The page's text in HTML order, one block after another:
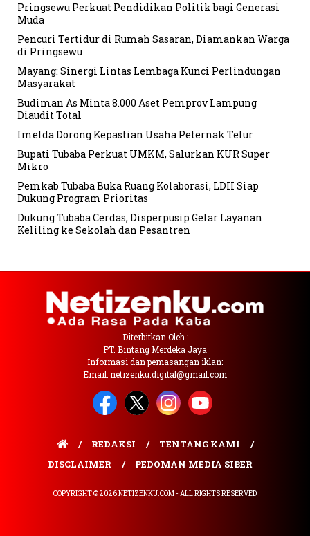
Pringsewu Perkuat Pendidikan Politik bagi Generasi
Muda
Pencuri Tertidur di Rumah Sasaran, Diamankan Warga
di Pringsewu
Mayang: Sinergi Lintas Lembaga Kunci Perlindungan
Masyarakat
Budiman As Minta 8.000 Aset Pemprov Lampung
Diaudit Total
Imelda Dorong Kepastian Usaha Peternak Telur
Bupati Tubaba Perkuat UMKM, Salurkan KUR Super
Mikro
Pemkab Tubaba Buka Ruang Kolaborasi, LDII Siap
Dukung Program Prioritas
Dukung Tubaba Cerdas, Disperpusip Gelar Layanan
Keliling ke Sekolah dan Pesantren
Diterbitkan Oleh :
PT. Bintang Merdeka Jaya
Informasi dan pemasangan iklan:
Email: netizenku.digital@gmail.com
REDAKSI
TENTANG KAMI
DISCLAIMER
PEDOMAN MEDIA SIBER
COPYRIGHT © 2026 NETIZENKU.COM - ALL RIGHTS RESERVED